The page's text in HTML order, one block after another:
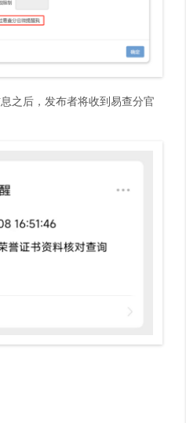
之后，发布者将收到易查分官